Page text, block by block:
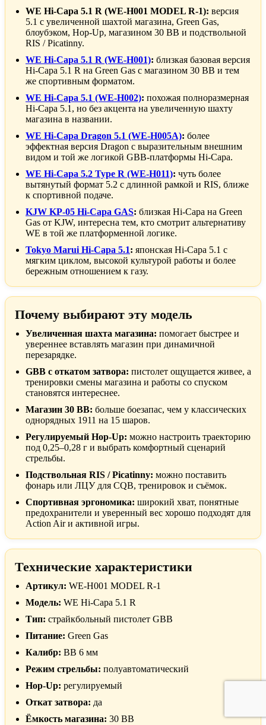
WE Hi-Capa 5.1 R (WE-H001 MODEL R-1): версия
5.1 с увеличенной шахтой магазина, Green Gas,
блоубэком, Hop-Up, магазином 30 BB и подствольной
RIS / Picatinny.
WE Hi-Capa 5.1 R (WE-H001): близкая базовая версия
Hi-Capa 5.1 R на Green Gas с магазином 30 BB и тем
же спортивным форматом.
WE Hi-Capa 5.1 (WE-H002): похожая полноразмерная
Hi-Capa 5.1, но без акцента на увеличенную шахту
магазина в названии.
WE Hi-Capa Dragon 5.1 (WE-H005A): более
эффектная версия Dragon с выразительным внешним
видом и той же логикой GBB-платформы Hi-Capa.
WE Hi-Capa 5.2 Type R (WE-H011): чуть более
вытянутый формат 5.2 с длинной рамкой и RIS, ближе
к спортивной подаче.
KJW KP-05 Hi-Capa GAS: близкая Hi-Capa на Green
Gas от KJW, интересна тем, кто смотрит альтернативу
WE в той же платформенной логике.
Tokyo Marui Hi-Capa 5.1: японская Hi-Capa 5.1 с
мягким циклом, высокой культурой работы и более
бережным отношением к газу.
Почему выбирают эту модель
Увеличенная шахта магазина: помогает быстрее и
увереннее вставлять магазин при динамичной
перезарядке.
GBB с откатом затвора: пистолет ощущается живее, а
тренировки смены магазина и работы со спуском
становятся интереснее.
Магазин 30 BB: больше боезапас, чем у классических
однорядных 1911 на 15 шаров.
Регулируемый Hop-Up: можно настроить траекторию
под 0,25–0,28 г и выбрать комфортный сценарий
стрельбы.
Подствольная RIS / Picatinny: можно поставить
фонарь или ЛЦУ для CQB, тренировок и съёмок.
Спортивная эргономика: широкий хват, понятные
предохранители и уверенный вес хорошо подходят для
Action Air и активной игры.
Технические характеристики
Артикул: WE-H001 MODEL R-1
Модель: WE Hi-Capa 5.1 R
Тип: страйкбольный пистолет GBB
Питание: Green Gas
Калибр: BB 6 мм
Режим стрельбы: полуавтоматический
Hop-Up: регулируемый
Откат затвора: да
Ёмкость магазина: 30 BB